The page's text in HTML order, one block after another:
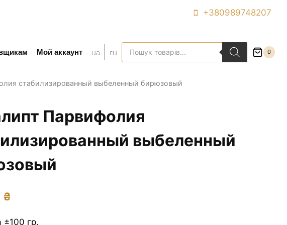
+380989748207
Мой аккаунт ua ru
Поиск
товаров
0
стабилизированный выбеленный бирюзовый
Парвифолия
выбеленный
₴
±100 гр.